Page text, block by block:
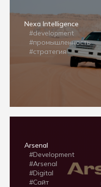
Nexa Intelligence
#development
#промышленность
#стратегия
Arsenal
#Development
#Arsenal
#Digital
#Сайт